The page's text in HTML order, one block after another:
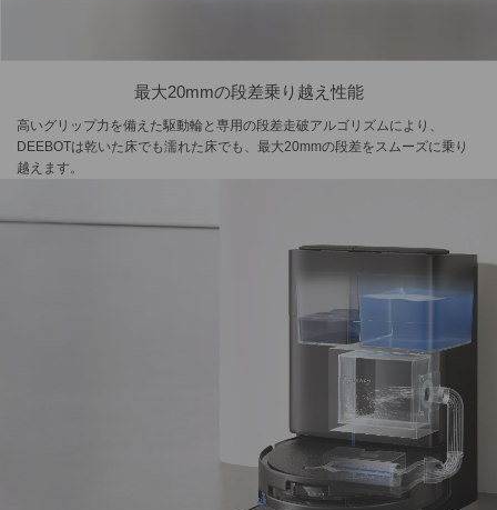
最大20mmの段差乗り越え性能
高いグリップ力を備えた駆動輪と専用の段差走破アルゴリズムにより、
DEEBOTは乾いた床でも濡れた床でも、最大20mmの段差をスムーズに乗り
越えます。